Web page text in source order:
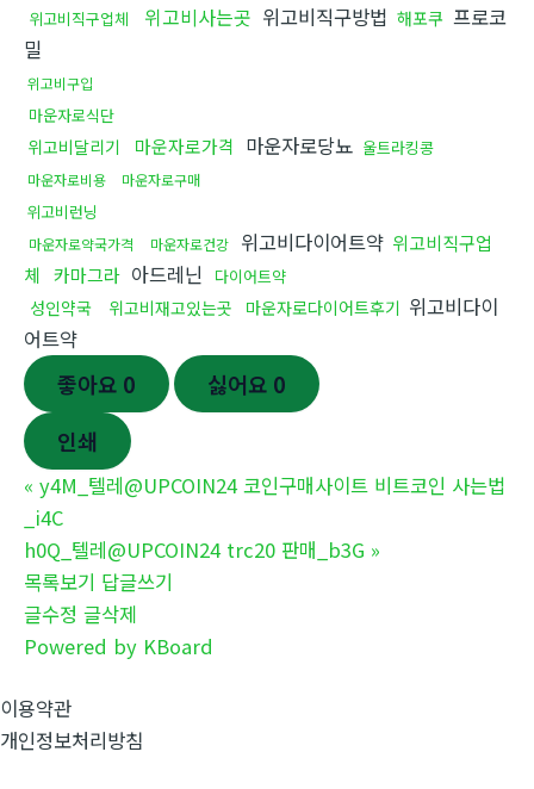
위고비직구업체
위고비사는곳 위고비직구방법 해포쿠 프로코
밀
위고비구입
마운자로식단
위고비달리기 마운자로가격 마운자로당뇨 울트라킹콩
마운자로비용 마운자로구매
위고비런닝
마운자로약국가격 마운자로건강 위고비다이어트약 위고비직구업
체 카마그라 아드레닌 다이어트약
성인약국 위고비재고있는곳 마운자로다이어트후기 위고비다이
어트약
좋아요 0 싫어요 0
인쇄
« y4M_텔레@UPCOIN24 코인구매사이트 비트코인 사는법
_i4C
h0Q_텔레@UPCOIN24 trc20 판매_b3G »
목록보기 답글쓰기
글수정 글삭제
Powered by KBoard
이용약관
개인정보처리방침